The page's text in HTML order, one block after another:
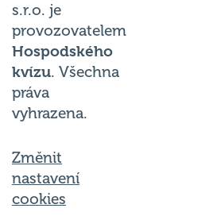
s.r.o. je
provozovatelem
Hospodského
kvízu. Všechna
práva
vyhrazena.
Změnit
nastavení
cookies